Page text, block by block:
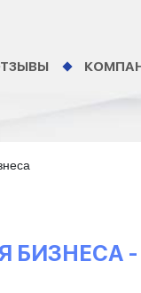
БИЗНЕСА